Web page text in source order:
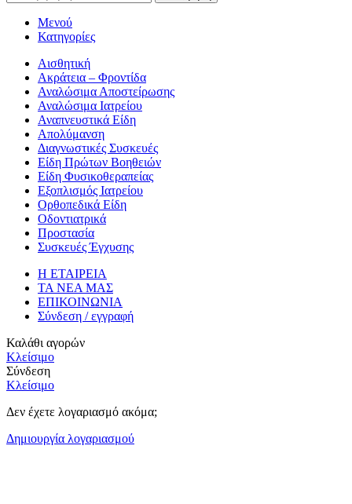
Μενού
Κατηγορίες
Αισθητική
Ακράτεια – Φροντίδα
Αναλώσιμα Αποστείρωσης
Αναλώσιμα Ιατρείου
Αναπνευστικά Είδη
Απολύμανση
Διαγνωστικές Συσκευές
Είδη Πρώτων Βοηθειών
Είδη Φυσικοθεραπείας
Εξοπλισμός Ιατρείου
Ορθοπεδικά Είδη
Οδοντιατρικά
Προστασία
Συσκευές Έγχυσης
Η ΕΤΑΙΡΕΙΑ
ΤΑ ΝΕΑ ΜΑΣ
ΕΠΙΚΟΙΝΩΝΙΑ
Σύνδεση / εγγραφή
Καλάθι αγορών
Κλείσιμο
Σύνδεση
Κλείσιμο
Δεν έχετε λογαριασμό ακόμα;
Δημιουργία λογαριασμού